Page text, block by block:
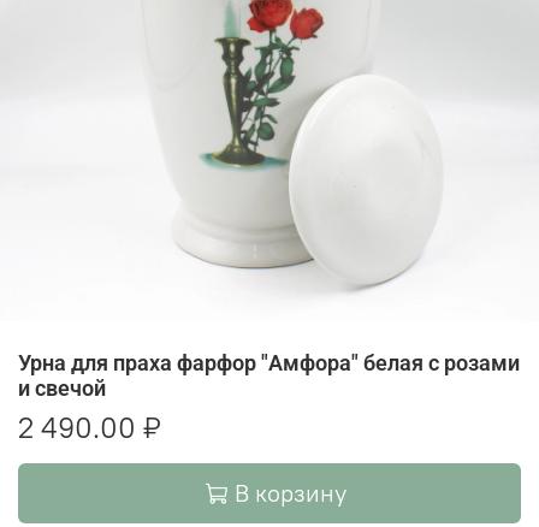
Урна для праха фарфор "Амфора" белая с розами
и свечой
2 490.00 ₽
В корзину